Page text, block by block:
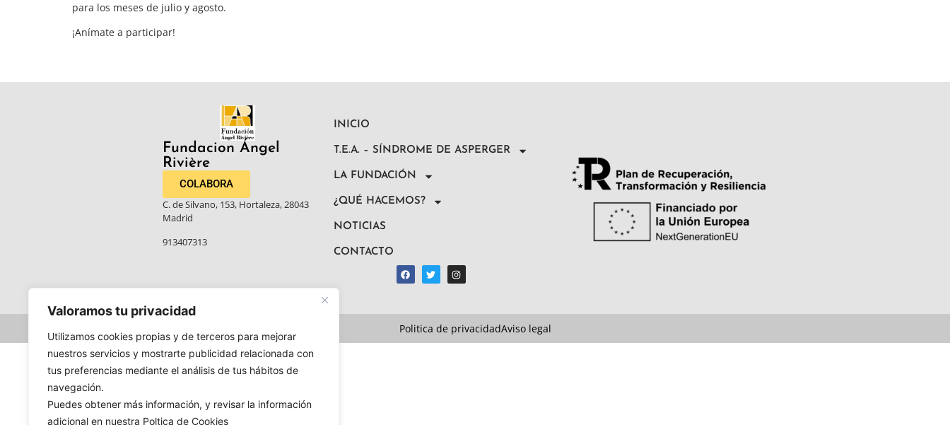
Valoramos tu privacidad
Utilizamos cookies propias y de terceros para mejorar
nuestros servicios y mostrarte publicidad relacionada con
tus preferencias mediante el análisis de tus hábitos de
navegación.
Puedes obtener más información, y revisar la información
adicional en nuestra Poltica de Cookies
para los meses de julio y agosto.
¡Anímate a participar!
Fundacion Ángel
Rivière​
COLABORA
C. de Silvano, 153, Hortaleza, 28043
Madrid
913407313
INICIO
T.E.A. – SÍNDROME DE ASPERGER
LA FUNDACIÓN
¿QUÉ HACEMOS?
NOTICIAS
CONTACTO
Politica de privacidadAviso legal